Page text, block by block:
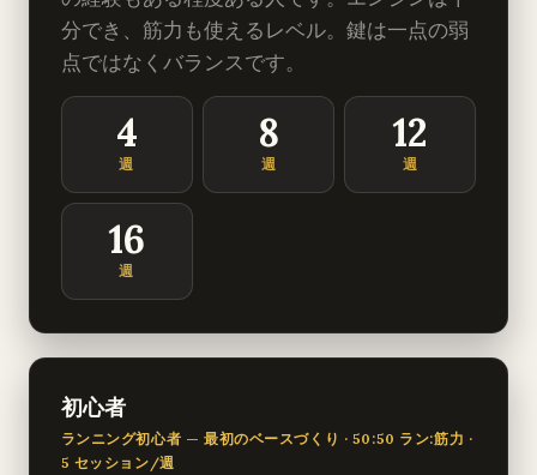
分でき、筋力も使えるレベル。鍵は一点の弱
点ではなくバランスです。
4
週
8
週
12
週
16
週
初心者
ランニング初心者 — 最初のベースづくり · 50:50 ラン:筋力 ·
5 セッション/週